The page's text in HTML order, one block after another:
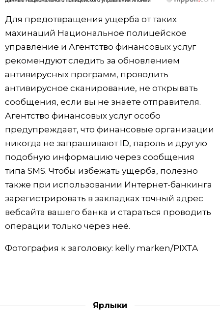
Для предотвращения ущерба от таких
махинаций Национальное полицейское
управление и Агентство финансовых услуг
рекомендуют следить за обновлением
антивирусных программ, проводить
антивирусное сканирование, не открывать
сообщения, если вы не знаете отправителя.
Агентство финансовых услуг особо
предупреждает, что финансовые организации
никогда не запрашивают ID, пароль и другую
подобную информацию через сообщения
типа SMS. Чтобы избежать ущерба, полезно
также при использовании Интернет-банкинга
зарегистрировать в закладках точный адрес
вебсайта вашего банка и стараться проводить
операции только через неё.
Фотография к заголовку: kelly marken/PIXTA
Ярлыки